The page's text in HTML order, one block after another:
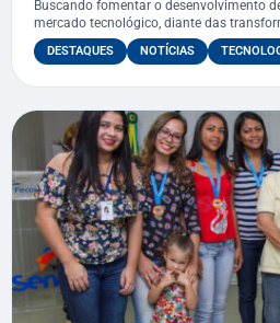
Informação
Buscando fomentar o desenvolvimento
mercado tecnológico, diante das
DESTAQUES NOTÍCIAS